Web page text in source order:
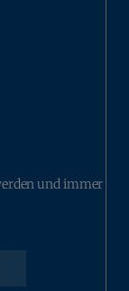
und immer